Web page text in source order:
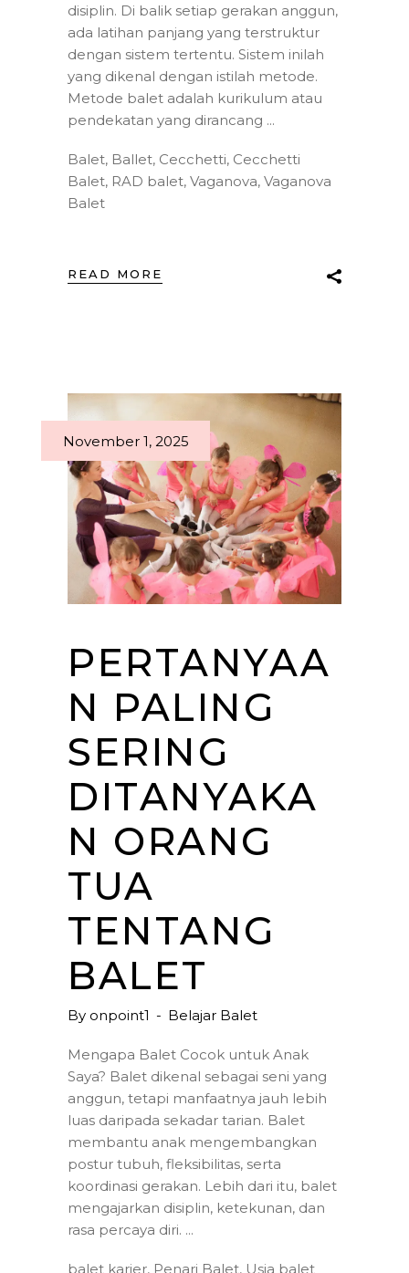
disiplin. Di balik setiap gerakan anggun,
ada latihan panjang yang terstruktur
dengan sistem tertentu. Sistem inilah
yang dikenal dengan istilah metode.
Metode balet adalah kurikulum atau
pendekatan yang dirancang
Balet, Ballet, Cecchetti, Cecchetti
Balet, RAD balet, Vaganova, Vaganova
Balet
READ MORE
November 1, 2025
PERTANYAA
N PALING
SERING
DITANYAKA
N ORANG
TUA
TENTANG
BALET
By onpoint1 Belajar Balet
Mengapa Balet Cocok untuk Anak
Saya? Balet dikenal sebagai seni yang
anggun, tetapi manfaatnya jauh lebih
luas daripada sekadar tarian. Balet
membantu anak mengembangkan
postur tubuh, fleksibilitas, serta
koordinasi gerakan. Lebih dari itu, balet
mengajarkan disiplin, ketekunan, dan
rasa percaya diri.
balet karier, Penari Balet, Usia balet